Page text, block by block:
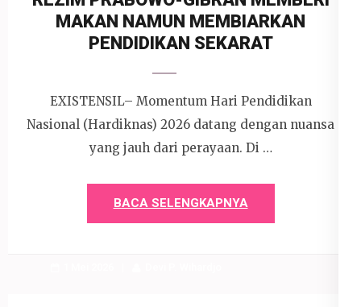
MAKAN NAMUN MEMBIARKAN
PENDIDIKAN SEKARAT
EXISTENSIL– Momentum Hari Pendidikan
Nasional (Hardiknas) 2026 datang dengan nuansa
yang jauh dari perayaan. Di …
BACA SELENGKAPNYA